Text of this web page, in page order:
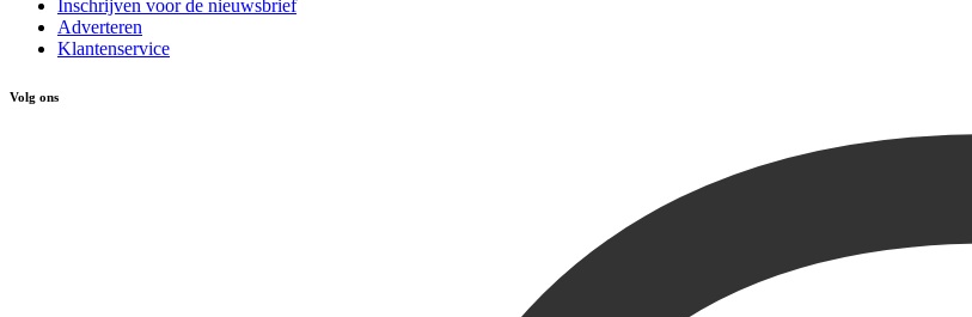
Inschrijven voor de nieuwsbrief
Adverteren
Klantenservice
Volg ons